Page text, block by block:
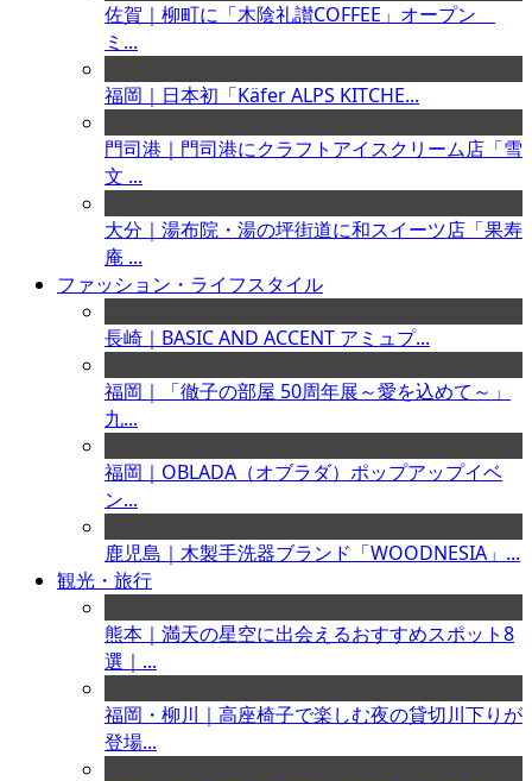
佐賀｜柳町に「木陰礼讃COFFEE」オープン
ミ...
福岡｜日本初「Käfer ALPS KITCHE...
門司港｜門司港にクラフトアイスクリーム店「雪
文 ...
大分｜湯布院・湯の坪街道に和スイーツ店「果寿
庵 ...
ファッション・ライフスタイル
長崎｜BASIC AND ACCENT アミュプ...
福岡｜「徹子の部屋 50周年展～愛を込めて～」
九...
福岡｜OBLADA（オブラダ）ポップアップイベ
ン...
鹿児島｜木製手洗器ブランド「WOODNESIA」...
観光・旅行
熊本｜満天の星空に出会えるおすすめスポット8
選｜...
福岡・柳川｜高座椅子で楽しむ夜の貸切川下りが
登場...